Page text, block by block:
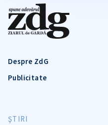
Despre ZdG
Publicitate
ŞTIRI